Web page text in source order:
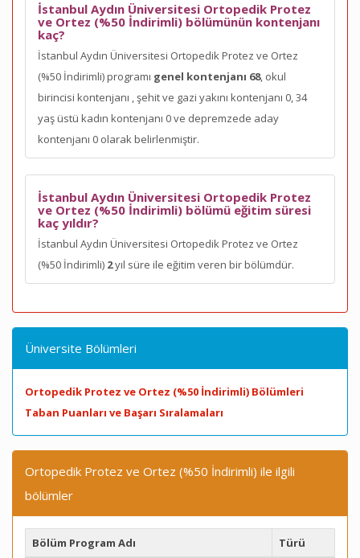
İstanbul Aydın Üniversitesi Ortopedik Protez
ve Ortez (%50 İndirimli) bölümünün kontenjanı
kaç?
İstanbul Aydın Üniversitesi Ortopedik Protez ve Ortez
(%50 İndirimli) programı genel kontenjanı 68, okul
birincisi kontenjanı , şehit ve gazi yakını kontenjanı 0, 34
yaş üstü kadın kontenjanı 0 ve depremzede aday
kontenjanı 0 olarak belirlenmiştir.
İstanbul Aydın Üniversitesi Ortopedik Protez
ve Ortez (%50 İndirimli) bölümü eğitim süresi
kaç yıldır?
İstanbul Aydın Üniversitesi Ortopedik Protez ve Ortez
(%50 İndirimli) 2yıl süre ile eğitim veren bir bölümdür.
Üniversite Bölümleri
Ortopedik Protez ve Ortez (%50 İndirimli) Bölümleri
Taban Puanları ve Başarı Sıralamaları
Ortopedik Protez ve Ortez (%50 İndirimli) ile ilgili
bölümler
Bölüm Program Adı Türü